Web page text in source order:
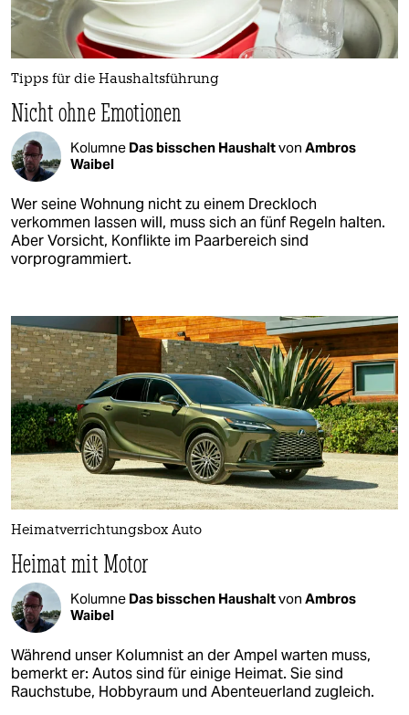
Tipps für die Haushaltsführung
Nicht ohne Emotionen
Kolumne Das bisschen Haushaltvon Ambros
Waibel
Wer seine Wohnung nicht zu einem Dreckloch
verkommen lassen will, muss sich an fünf Regeln halten.
Aber Vorsicht, Konflikte im Paarbereich sind
vorprogrammiert.
Heimat­­­­­verrichtungsbox Auto
Heimat mit Motor
Kolumne Das bisschen Haushaltvon Ambros
Waibel
Während unser Kolumnist an der Ampel warten muss,
bemerkt er: Autos sind für einige Heimat. Sie sind
Rauchstube, Hobbyraum und Abenteuerland zugleich.